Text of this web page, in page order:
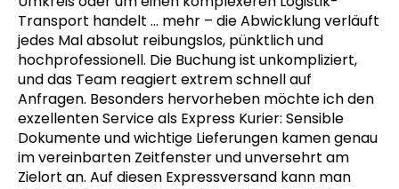
Transport handelt … mehr – die Abwicklung verläuft
jedes Mal absolut reibungslos, pünktlich und
hochprofessionell. Die Buchung ist unkompliziert,
und das Team reagiert extrem schnell auf
Anfragen. Besonders hervorheben möchte ich den
exzellenten Service als Express Kurier: Sensible
Dokumente und wichtige Lieferungen kamen genau
im vereinbarten Zeitfenster und unversehrt am
Zielort an. Auf diesen Expressversand kann man